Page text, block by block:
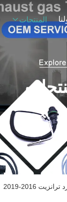
المنتجات